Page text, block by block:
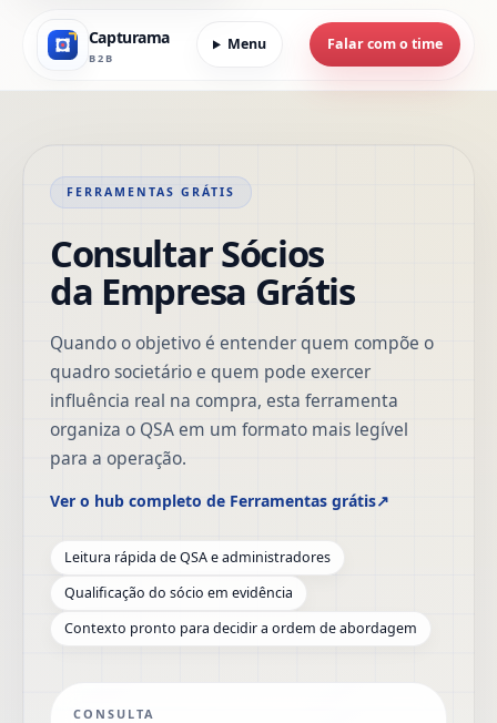
Capturama
B2B
Menu Falar com o time
FERRAMENTAS GRÁTIS
Consultar Sócios
da Empresa Grátis
Quando o objetivo é entender quem compõe o
quadro societário e quem pode exercer
influência real na compra, esta ferramenta
organiza o QSA em um formato mais legível
para a operação.
Ver o hub completo de Ferramentas grátis↗
Leitura rápida de QSA e administradores
Qualificação do sócio em evidência
Contexto pronto para decidir a ordem de abordagem
CONSULTA